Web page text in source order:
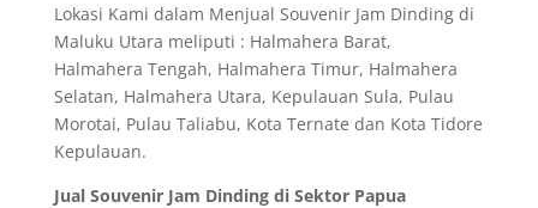
Lokasi Kami dalam Menjual Souvenir Jam Dinding di
Maluku Utara meliputi : Halmahera Barat,
Halmahera Tengah, Halmahera Timur, Halmahera
Selatan, Halmahera Utara, Kepulauan Sula, Pulau
Morotai, Pulau Taliabu, Kota Ternate dan Kota Tidore
Kepulauan.
Jual Souvenir Jam Dinding di Sektor Papua